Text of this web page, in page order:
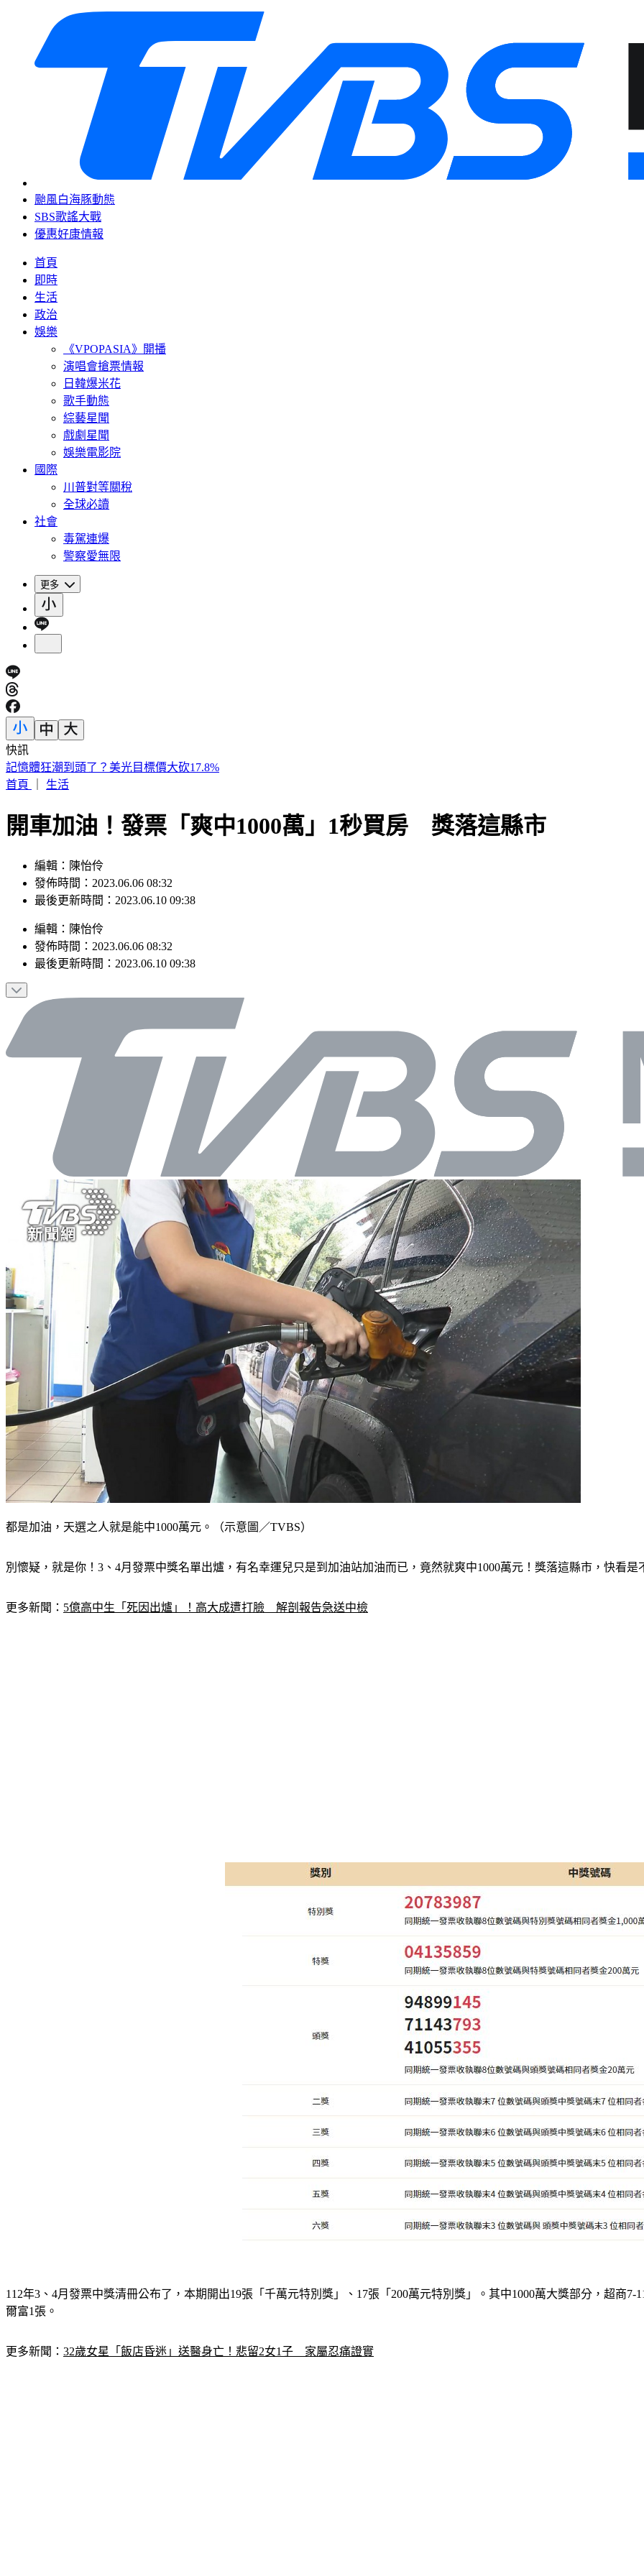
颱風白海豚動態
SBS歌謠大戰
優惠好康情報
首頁
即時
生活
政治
娛樂
《VPOPASIA》開播
演唱會搶票情報
日韓爆米花
歌手動態
綜藝星聞
戲劇星聞
娛樂電影院
國際
川普對等關稅
全球必讀
社會
毒駕連爆
警察愛無限
更多
快訊
記憶體狂潮到頭了？美光目標價大砍17.8%
首頁
生活
開車加油！發票「爽中1000萬」1秒買房 獎落這縣市
編輯：陳怡伶
發佈時間：2023.06.06 08:32
最後更新時間：2023.06.10 09:38
編輯 ： 陳怡伶
發佈時間： 2023.06.06 08:32
最後更新時間： 2023.06.10 09:38
都是加油，天選之人就是能中1000萬元。（示意圖／TVBS）
別懷疑，就是你！3、4月發票中獎名單出爐，有名幸運兒只是到加油站加油而已，竟然就爽中1000萬元！獎落這縣市，快看是
更多新聞： 5億高中生「死因出爐」！高大成遭打臉　解剖報告急送中檢
112年3、4月發票中獎清冊公布了，本期開出19張「千萬元特別獎」、17張「200萬元特別獎」。其中1000萬大獎部分，超商
爾富1張。
更多新聞： 32歲女星「飯店昏迷」送醫身亡！悲留2女1子　家屬忍痛證實